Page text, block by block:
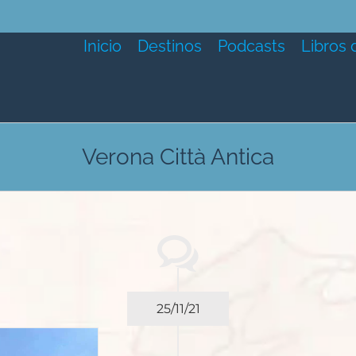
Inicio Destinos Podcasts Libros
Verona Città Antica
25/11/21